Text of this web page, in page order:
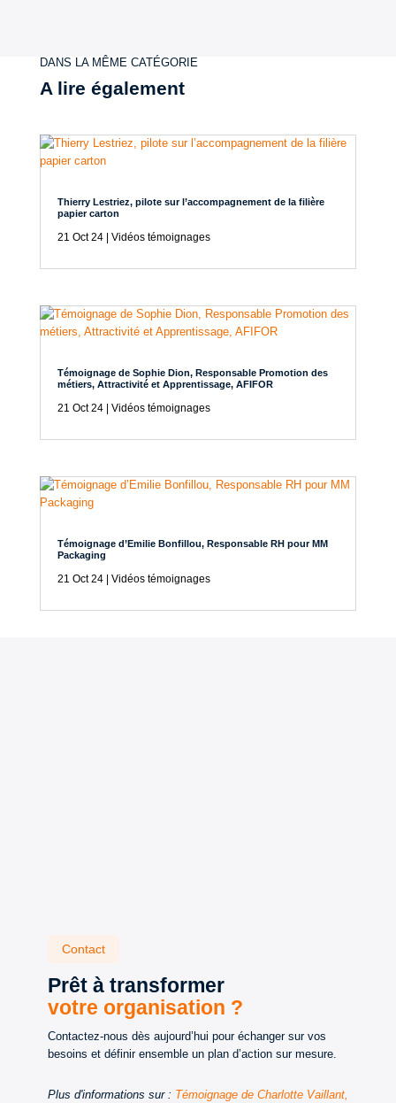
DANS LA MÊME CATÉGORIE
A lire également
Thierry Lestriez, pilote sur l’accompagnement de la filière
papier carton
21 Oct 24| Vidéos témoignages
Témoignage de Sophie Dion, Responsable Promotion des
métiers, Attractivité et Apprentissage, AFIFOR
21 Oct 24| Vidéos témoignages
Témoignage d’Emilie Bonfillou, Responsable RH pour MM
Packaging
21 Oct 24| Vidéos témoignages
Contact
Prêt à transformer
votre organisation ?
Contactez-nous dès aujourd’hui pour échanger sur vos
besoins et définir ensemble un plan d’action sur mesure.
Plus d'informations sur : Témoignage de Charlotte Vaillant,